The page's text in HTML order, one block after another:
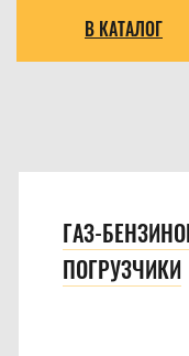
В КАТАЛОГ
ГАЗ-
ПОГРУЗЧИКИ